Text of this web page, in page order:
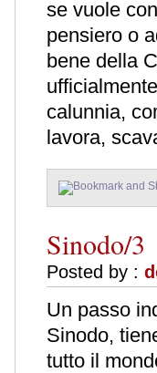
se vuole
pensiero o
bene della
calunnia,
lavora,
Sinodo/3
Posted by :
Un passo
Sinodo,
tutto il